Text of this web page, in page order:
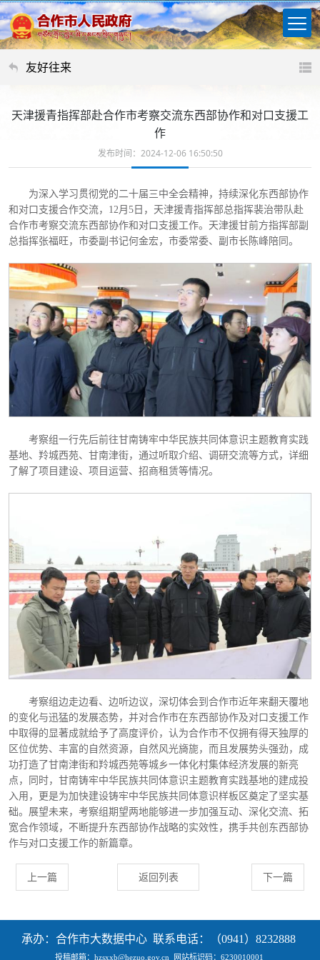
友好往来
天津援青指挥部赴合作市考察交流东西部协作和对口支援工
作
发布时间：2024-12-06 16:50:50
为深入学习贯彻党的二十届三中全会精神，持续深化东西部协作
和对口支援合作交流， 12月5日，天津援青指挥部总指挥裴治带队赴
合作市考察交流东西部协作和对口支援工作。天津援甘前方指挥部副
总指挥张福旺，市委副书记何金宏，市委常委、副市长陈峰陪同。
考察组一行先后前往甘南铸牢中华民族共同体意识主题教育实践
基地、羚城西苑、甘南津街，通过听取介绍、调研交流等方式，详细
了解了项目建设、项目运营、招商租赁等情况。
考察组边走边看、边听边议，深切体会到合作市近年来翻天覆地
的变化与迅猛的发展态势，并对合作市在东西部协作及对口支援工作
中取得的显著成就给予了高度评价，认为合作市不仅拥有得天独厚的
区位优势、丰富的自然资源，自然风光旖旎，而且发展势头强劲，成
功打造了甘南津街和羚城西苑等城乡一体化村集体经济发展的新亮
点，同时，甘南铸牢中华民族共同体意识主题教育实践基地的建成投
入用，更是为加快建设铸牢中华民族共同体意识样板区奠定了坚实基
础。展望未来，考察组期望两地能够进一步加强互动、深化交流、拓
宽合作领域，不断提升东西部协作战略的实效性，携手共创东西部协
作与对口支援工作的新篇章。
上一篇 返回列表 下一篇
承办：合作市大数据中心 联系电话：（0941）8232888
投稿邮箱：hzsxxb@hezuo.gov.cn 网站标识码：6230010001